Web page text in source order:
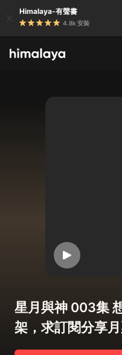
Himalaya-有聲書
4.8k 安裝
星月與神 003集
架，求訂閱分享月